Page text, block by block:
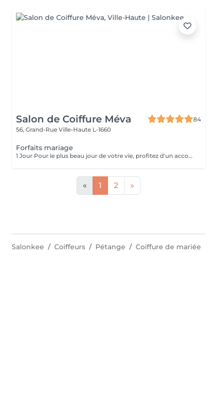
Salon de Coiffure Méva
84
56, Grand-Rue Ville-Haute L-1660
Forfaits mariage
1 Jour Pour le plus beau jour de votre vie, profitez d'un accompagnement sur-mesure. Notre forfait mariage comprend un essai coiffure afin de définir le style parfait, en harmonie avec votre robe et votre personnalité. Le jour J, nous réalisons une coiffure élégante et durable chignon raffiné, coiffure bohème, attaches romantiques ou brushing sophistiqué pour vous sublimer jusqu'au bout de la nuit. Sérénité, expertise et mise en beauté d'exception pour un moment inoubliable.
« 1 2 »
Salonkee Coiffeurs Pétange Coiffure de mariée